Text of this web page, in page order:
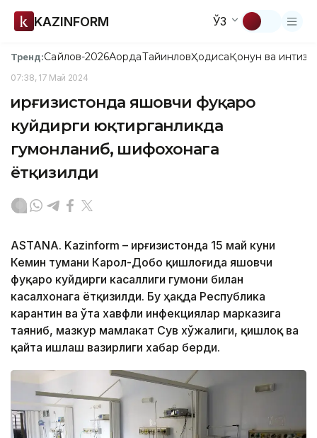
KAZINFORM ЎЗ
Тренд:Сайлов-2026АқордаТайинловҲодисаҚонун ва
07:38, 17 Май 2024
Қирғизистонда яшовчи фуқаро
куйдирги юқтирганликда
гумонланиб, шифохонага
ётқизилди
ASTANA. Kazinform – Қирғизистонда 15 май куни
Кемин тумани Карол-Добо қишлоғида яшовчи
фуқаро куйдирги касаллиги гумони билан
касалхонага ётқизилди. Бу ҳақда Республика
карантин ва ўта хавфли инфекциялар марказига
таяниб, мазкур мамлакат Сув хўжалиги, қишлоқ ва
қайта ишлаш вазирлиги хабар берди.